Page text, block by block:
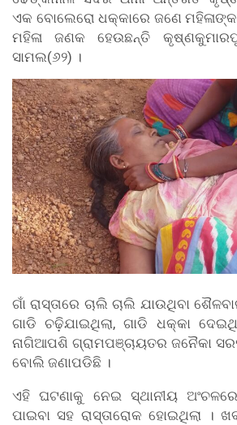
ଏକ ବୋଲେରୋ ଧକ୍କାରେ ଜଣେ
ମହିଳା ଜଣକ ହେଉଛନ୍ତି
ସାମଲ(୬୨) ।
ଗାଁ ରାସ୍ତାରେ ଚାଲି ଚାଲି ଯାଉଥିବା
ଗାଡି ଚଢ଼ିଯାଇଥିଲା, ଗାଡି ଧକ୍କା
ନାଗିଆପଶି ଗ୍ରାମପଞ୍ଚାୟତର ଜନୈକା
ବୋଲି ଜଣାପଡିଛି ।
ଏହି ଘଟଣାକୁ ନେଇ ସ୍ଥାନୀୟ
ପାଇବା ସହ ରାସ୍ତାରୋକ ହୋଇଥିଲା ।